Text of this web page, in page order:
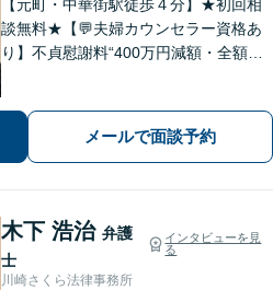
【元町・中華街駅徒歩４分】★初回相
談無料★【💬夫婦カウンセラー資格あ
り】不貞慰謝料“400万円減額・全額免
くりお聞きします【LINE・メール24時
メールで面談予約
木下 浩治 弁護
士
インタビューを見
る
川崎さくら法律事務所